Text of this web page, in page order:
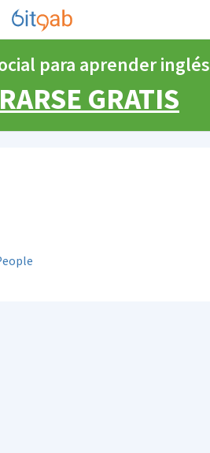
para aprender inglés
GRATIS